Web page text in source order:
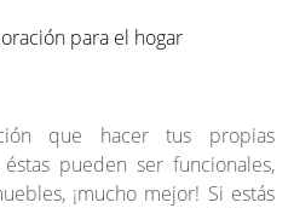
para el hogar
que hacer tus propias
pueden ser funcionales,
¡mucho mejor! Si estás